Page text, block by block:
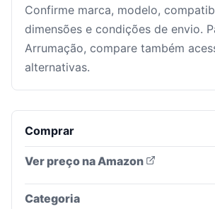
Confirme marca, modelo,
dimensões e condições de envio.
Arrumação, compare também
alternativas.
Comprar
Ver preço na Amazon
Categoria